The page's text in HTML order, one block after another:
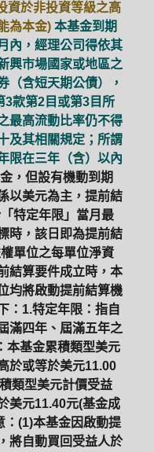
資於非投資等級之高
為本金) 本基金到期
內，經理公司得依其
興市場國家或地區之
（含短天期公債），
3款第2目或第3目所
最高流動比率仍不得
及其相關規定；所謂
限在三年（含）以內
，但設有機動到期
以美元為主，提前結
特定年限」當月最
時，該日即為提前結
單位之每單位淨資
結算要件成立時，本
均將啟動提前結算機
：1.特定年限：指自
滿四年、屆滿五年之
本基金累積類型美元
於或等於美元11.00
類型美元計價受益
美元11.40元(基金成
：(1)本基金因啟動提
將自動買回受益人於